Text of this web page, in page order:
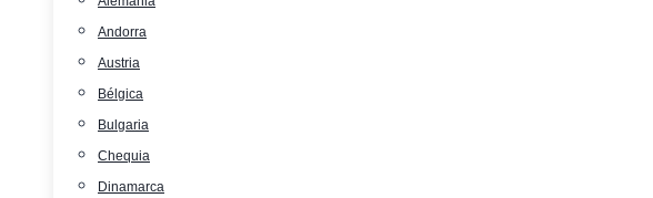
Andorra
Austria
Bélgica
Bulgaria
Chequia
Dinamarca